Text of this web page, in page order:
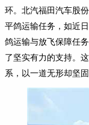
环。北汽福田汽车股
平鸽运输任务，如近
鸽运输与放飞保障任
了坚实有力的支持。
系，以一道无形却坚